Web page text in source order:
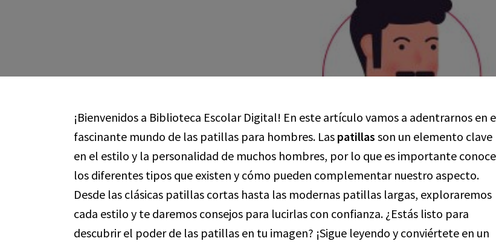
¡Bienvenidos a Biblioteca Escolar Digital! En este artículo vamos a adentrarnos en
fascinante mundo de las patillas para hombres. Las patillas son un elemento clave
en el estilo y la personalidad de muchos hombres, por lo que es importante
los diferentes tipos que existen y cómo pueden complementar nuestro aspecto.
Desde las clásicas patillas cortas hasta las modernas patillas largas, exploraremos
cada estilo y te daremos consejos para lucirlas con confianza. ¿Estás listo para
descubrir el poder de las patillas en tu imagen? ¡Sigue leyendo y conviértete en un